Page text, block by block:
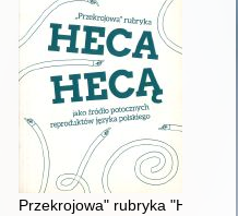
Przekrojowa" rubryka "Heca